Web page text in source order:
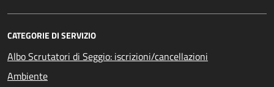
CATEGORIE DI SERVIZIO
Albo Scrutatori di Seggio: iscrizioni/cancellazioni
Ambiente